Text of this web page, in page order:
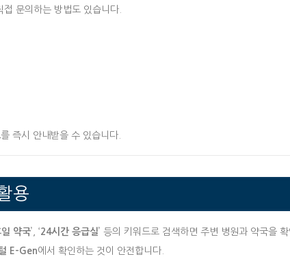
문의하는 방법도 있습니다.
를 즉시 안내받을 수 있습니다.
용
약국’, ‘24시간 응급실’ 등의 키워드로 검색하면 주변 병원과 약국을 확
E-Gen에서 확인하는 것이 안전합니다.